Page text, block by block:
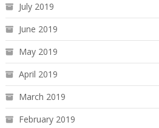
July 2019
June 2019
May 2019
April 2019
March 2019
February 2019